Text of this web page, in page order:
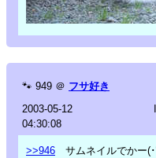
🐾 949 ＠ フサ好き
2003-05-12
04:30:08
>>946 サムネイルでかー(